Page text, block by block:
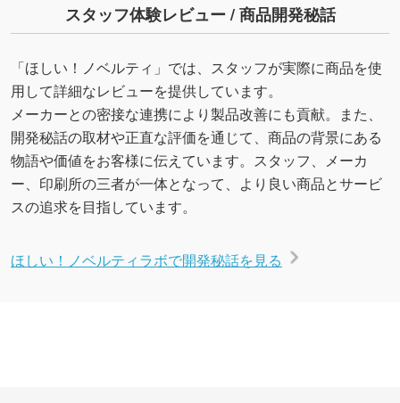
スタッフ体験レビュー / 商品開発秘話
「ほしい！ノベルティ」では、スタッフが実際に商品を使
用して詳細なレビューを提供しています。
メーカーとの密接な連携により製品改善にも貢献。また、
開発秘話の取材や正直な評価を通じて、商品の背景にある
物語や価値をお客様に伝えています。スタッフ、メーカ
ー、印刷所の三者が一体となって、より良い商品とサービ
スの追求を目指しています。
ほしい！ノベルティラボで開発秘話を見る